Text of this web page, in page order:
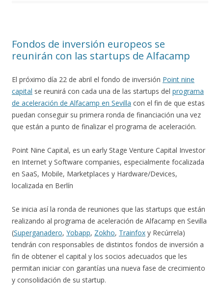
Fondos de inversión europeos se
reunirán con las startups de Alfacamp
El próximo día 22 de abril el fondo de inversión Point nine
capital se reunirá con cada una de las startups del programa
de aceleración de Alfacamp en Sevilla con el fin de que estas
puedan conseguir su primera ronda de financiación una vez
que están a punto de finalizar el programa de aceleración.
Point Nine Capital, es un early Stage Venture Capital Investor
en Internet y Software companies, especialmente focalizada
en SaaS, Mobile, Marketplaces y Hardware/Devices,
localizada en Berlín
Se inicia así la ronda de reuniones que las startups que están
realizando al programa de aceleración de Alfacamp en Sevilla
(Superganadero, Yobapp, Zokho, Trainfox y Recúrrela)
tendrán con responsables de distintos fondos de inversión a
fin de obtener el capital y los socios adecuados que les
permitan iniciar con garantías una nueva fase de crecimiento
y consolidación de su startup.